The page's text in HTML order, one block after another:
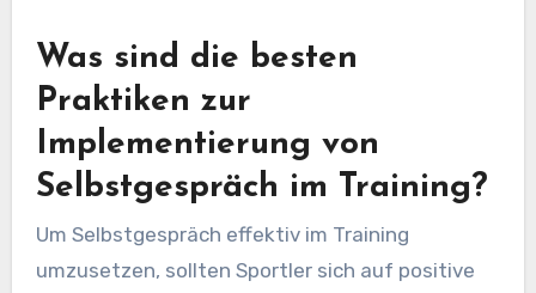
Was sind die besten
Praktiken zur
Implementierung von
Selbstgespräch im Training?
Um Selbstgespräch effektiv im Training
umzusetzen, sollten Sportler sich auf positive